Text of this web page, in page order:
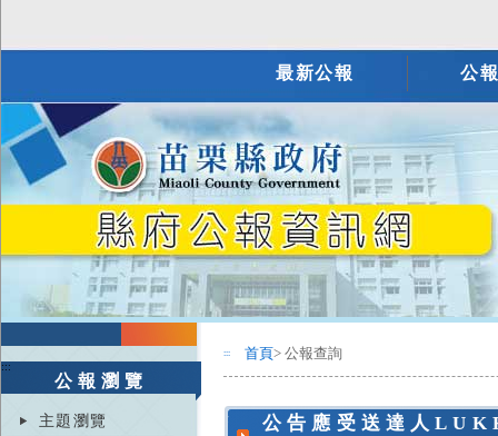
最新公報 公
:::
公報瀏覽
主題瀏覽
::: 首頁> 公報查詢
公告應受送達人